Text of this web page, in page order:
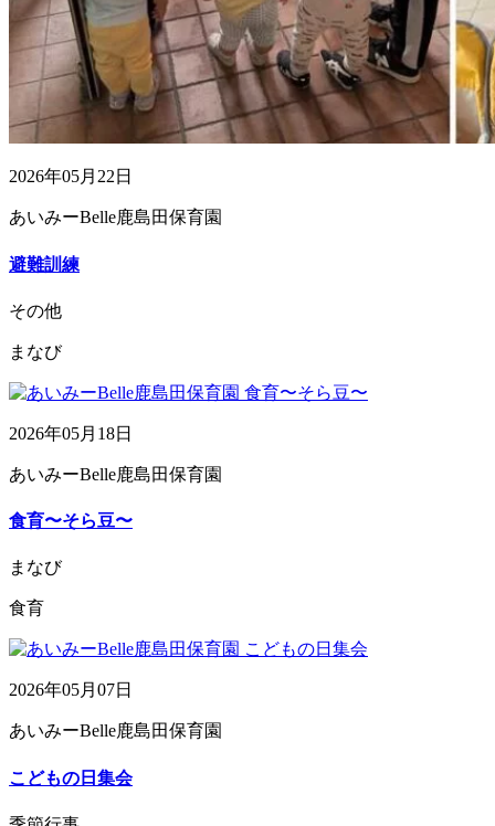
2026年05月22日
あいみーBelle鹿島田保育園
避難訓練
その他
まなび
2026年05月18日
あいみーBelle鹿島田保育園
食育〜そら豆〜
まなび
食育
2026年05月07日
あいみーBelle鹿島田保育園
こどもの日集会